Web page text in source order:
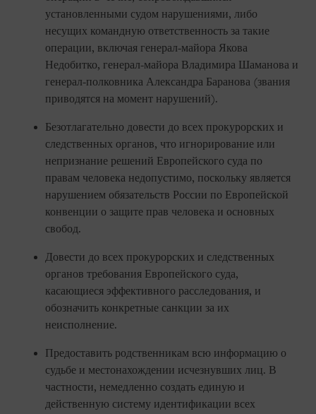
установленными судом нарушениями, либо
несущих командную ответственность за такие
операции, включая генерал-майора Якова
Недобитко, генерал-майора Владимира Шаманова и
генерал-полковника Александра Баранова (звания
приводятся на момент нарушений).
Безотлагательно довести до всех прокурорских и
следственных органов, что игнорирование или
непризнание решений Европейского суда по
правам человека недопустимо, поскольку является
нарушением обязательств России по Европейской
конвенции о защите прав человека и основных
свобод.
Довести до всех прокурорских и следственных
органов требования Европейского суда,
касающиеся эффективного расследования, и
обозначить конкретные санкции за их
неисполнение.
Предоставить родственникам всю информацию о
судьбе и местонахождении исчезнувших лиц. В
частности, немедленно создать единую и
действенную систему идентификации всех